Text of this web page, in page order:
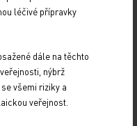
ani se neúčastní
% fosfomycinu je
biologicky
ledvin
léčivé přípravky
dále na těchto
nýbrž
všemi riziky a
veřejnost.